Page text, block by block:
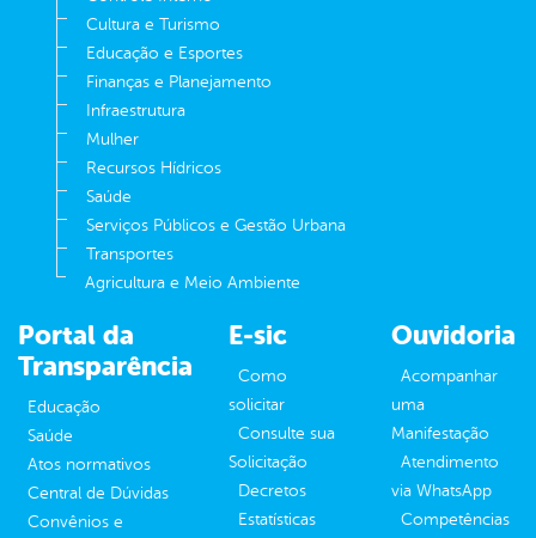
Cultura e Turismo
Educação e Esportes
Finanças e Planejamento
Infraestrutura
Mulher
Recursos Hídricos
Saúde
Serviços Públicos e Gestão Urbana
Transportes
Agricultura e Meio Ambiente
Portal da
Transparência
Educação
Saúde
Atos normativos
Central de Dúvidas
Convênios e
E-sic
Como
solicitar
Consulte sua
Solicitação
Decretos
Estatísticas
Ouvidoria
Acompanhar
uma
Manifestação
Atendimento
via WhatsApp
Competências